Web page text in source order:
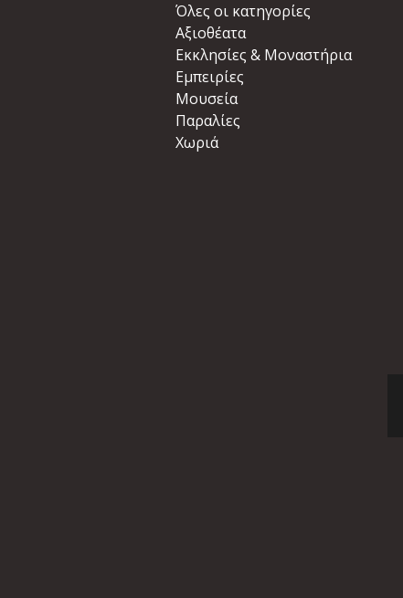
Όλες οι κατηγορίες
Αξιοθέατα
Εκκλησίες & Μοναστήρια
Εμπειρίες
Μουσεία
Παραλίες
Χωριά